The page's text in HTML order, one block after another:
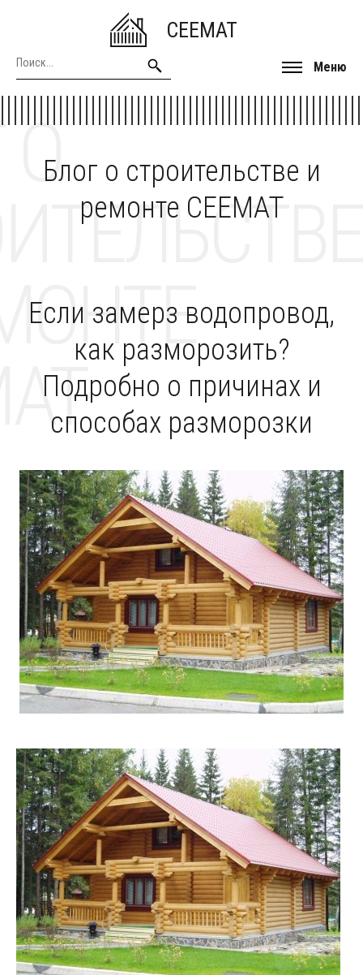
CEEMAT
Меню
Блог о строительстве и
ремонте CEEMAT
О
Если замерз водопровод,
как разморозить?
Подробно о причинах и
способах разморозки